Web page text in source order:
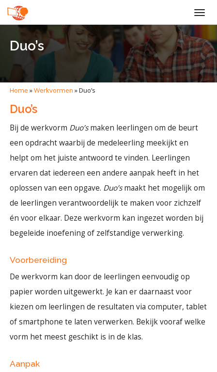
Duo’s
Home »Werkvormen »Duo’s
Duo’s
Bij de werkvorm Duo’smaken leerlingen om de beurt
een opdracht waarbij de medeleerling meekijkt en
helpt om het juiste antwoord te vinden. Leerlingen
ervaren dat iedereen een andere aanpak heeft in het
oplossen van een opgave. Duo’smaakt het mogelijk om
de leerlingen verantwoordelijk te maken voor zichzelf
én voor elkaar. Deze werkvorm kan ingezet worden bij
begeleide inoefening of zelfstandige verwerking.
Voorbereiding
De werkvorm kan door de leerlingen eenvoudig op
papier worden uitgewerkt. Je kan er daarnaast voor
kiezen om leerlingen de resultaten via computer, tablet
of smartphone te laten verwerken. Bekijk vooraf welke
vorm het meest geschikt is in de klas.
Aanpak